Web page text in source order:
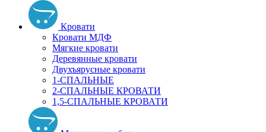
Кровати
Кровати МДФ
Мягкие кровати
Деревянные кровати
Двухъярусные кровати
1-СПАЛЬНЫЕ
2-СПАЛЬНЫЕ КРОВАТИ
1,5-СПАЛЬНЫЕ КРОВАТИ